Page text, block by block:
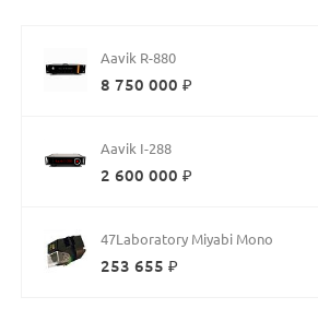
Aavik R-880
8 750 000 ₽
Aavik I-288
2 600 000 ₽
47Laboratory Miyabi Mono
253 655 ₽